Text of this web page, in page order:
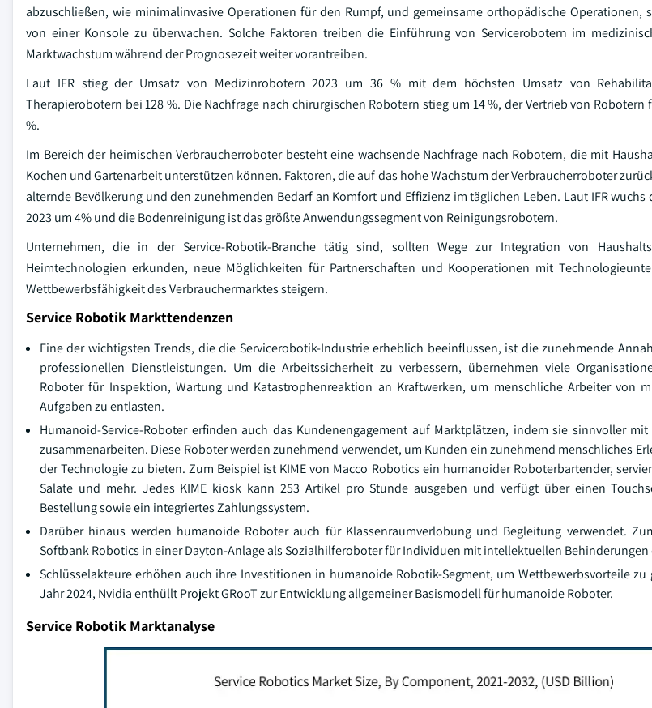
abzuschließen, wie minimalinvasive Operationen für den Rumpf, und gemeinsame orthopädische Operationen,
von einer Konsole zu überwachen. Solche Faktoren treiben die Einführung von Servicerobotern im
Marktwachstum während der Prognosezeit weiter vorantreiben.
Laut IFR stieg der Umsatz von Medizinrobotern 2023 um 36 % mit dem höchsten Umsatz von
Therapierobotern bei 128 %. Die Nachfrage nach chirurgischen Robotern stieg um 14 %, der Vertrieb von Robotern
%.
Im Bereich der heimischen Verbraucherroboter besteht eine wachsende Nachfrage nach Robotern, die mit
Kochen und Gartenarbeit unterstützen können. Faktoren, die auf das hohe Wachstum der Verbraucherroboter
alternde Bevölkerung und den zunehmenden Bedarf an Komfort und Effizienz im täglichen Leben. Laut IFR
2023 um 4% und die Bodenreinigung ist das größte Anwendungssegment von Reinigungsrobotern.
Unternehmen, die in der Service-Robotik-Branche tätig sind, sollten Wege zur Integration von
Heimtechnologien erkunden, neue Möglichkeiten für Partnerschaften und Kooperationen mit
Wettbewerbsfähigkeit des Verbrauchermarktes steigern.
Service Robotik Markttendenzen
Eine der wichtigsten Trends, die die Servicerobotik-Industrie erheblich beeinflussen, ist die zunehmende
professionellen Dienstleistungen. Um die Arbeitssicherheit zu verbessern, übernehmen viele
Roboter für Inspektion, Wartung und Katastrophenreaktion an Kraftwerken, um menschliche Arbeiter von
Aufgaben zu entlasten.
Humanoid-Service-Roboter erfinden auch das Kundenengagement auf Marktplätzen, indem sie sinnvoller
zusammenarbeiten. Diese Roboter werden zunehmend verwendet, um Kunden ein zunehmend menschliches
der Technologie zu bieten. Zum Beispiel ist KIME von Macco Robotics ein humanoider Roboterbartender,
Salate und mehr. Jedes KIME kiosk kann 253 Artikel pro Stunde ausgeben und verfügt über einen
Bestellung sowie ein integriertes Zahlungssystem.
Darüber hinaus werden humanoide Roboter auch für Klassenraumverlobung und Begleitung verwendet.
Softbank Robotics in einer Dayton-Anlage als Sozialhilferoboter für Individuen mit intellektuellen Behinderungen
Schlüsselakteure erhöhen auch ihre Investitionen in humanoide Robotik-Segment, um Wettbewerbsvorteile
Jahr 2024, Nvidia enthüllt Projekt GRooT zur Entwicklung allgemeiner Basismodell für humanoide Roboter.
Service Robotik Marktanalyse